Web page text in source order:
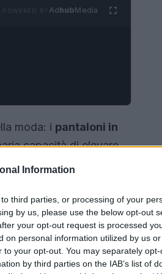
Information
third parties, or processing of your
by us, please use the below opt-out
your opt-out request is processed
on personal information utilized by us
your opt-out. You may separately
by third parties on the IAB’s list of
AdhubMedia
moda: i pantaloni in
capacità di elevare
tratti di un’uscita